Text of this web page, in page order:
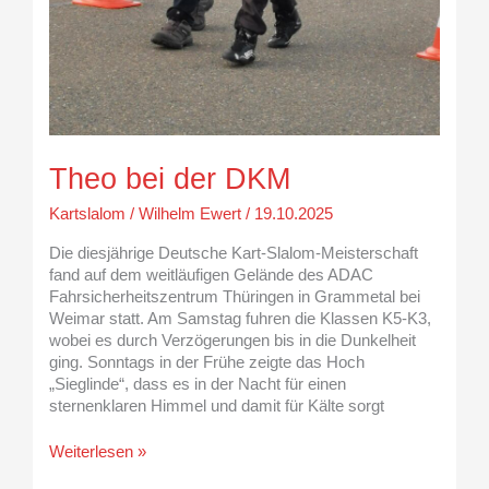
Theo bei der DKM
Kartslalom / Wilhelm Ewert / 19.10.2025
Die diesjährige Deutsche Kart-Slalom-Meisterschaft
fand auf dem weitläufigen Gelände des ADAC
Fahrsicherheitszentrum Thüringen in Grammetal bei
Weimar statt. Am Samstag fuhren die Klassen K5-K3,
wobei es durch Verzögerungen bis in die Dunkelheit
ging. Sonntags in der Frühe zeigte das Hoch
„Sieglinde“, dass es in der Nacht für einen
sternenklaren Himmel und damit für Kälte sorgt
Weiterlesen »